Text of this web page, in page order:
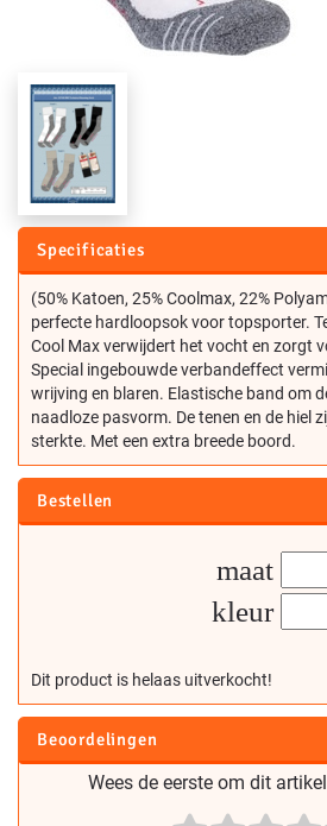
Specificaties
(50% Katoen, 25% Coolmax, 22%
perfecte hardloopsok voor topsporter.
Cool Max verwijdert het vocht en zorgt
Special ingebouwde verbandeffect
wrijving en blaren. Elastische band om
naadloze pasvorm. De tenen en de hiel
sterkte. Met een extra breede boord.
Bestellen
maat
kleur
Dit product is helaas uitverkocht!
Beoordelingen
Wees de eerste om dit